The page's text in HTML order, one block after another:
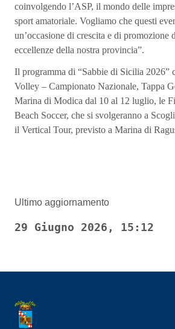
coinvolgendo l’ASP, il mondo delle
sport amatoriale. Vogliamo che questi
un’occasione di crescita e di promozione
eccellenze della nostra provincia”.
Il programma di “Sabbie di Sicilia 2026”
Volley – Campionato Nazionale, Tappa
Marina di Modica dal 10 al 12 luglio, le
Beach Soccer, che si svolgeranno a
il Vertical Tour, previsto a Marina di
Ultimo aggiornamento
29 Giugno 2026, 15:12